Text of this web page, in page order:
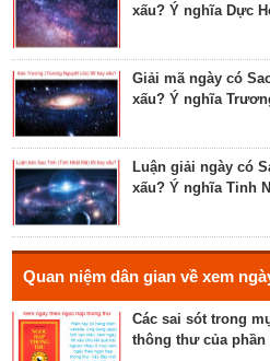
xấu? Ý nghĩa Dực
Giải mã ngày có
xấu? Ý nghĩa
Luận giải ngày có
xấu? Ý nghĩa Tinh
Hé lộ ngày có Sao
nghĩa Liễu Thổ
Luận bàn ngày có
Quan niệm dân gian về xem
lễ cưới, khởi công,
cho tế lễ, cầu phúc
cho xuất hành,
Các sai sót trong
thông thư của